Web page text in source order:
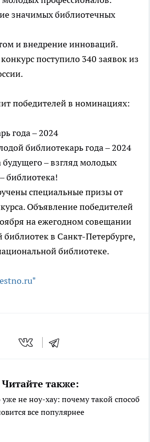
значимых библиотечных
и внедрение инноваций.
поступило 340 заявок из
победителей в номинациях:
года – 2024
библиотекарь года – 2024
– взгляд молодых
библиотека!
специальные призы от
Объявление победителей
на ежегодном совещании
библиотек в Санкт-Петербурге,
библиотеке.
Читайте также:
не ноу-хау: почему такой способ
все популярнее